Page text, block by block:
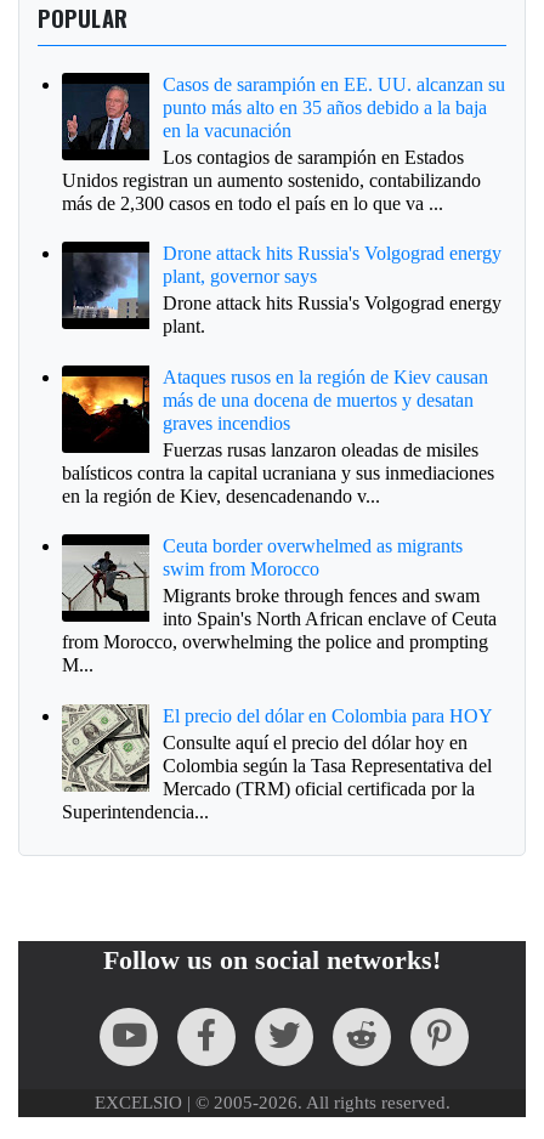
POPULAR
Casos de sarampión en EE. UU. alcanzan su
punto más alto en 35 años debido a la baja
en la vacunación
Los contagios de sarampión en Estados
Unidos registran un aumento sostenido, contabilizando
más de 2,300 casos en todo el país en lo que va ...
Drone attack hits Russia's Volgograd energy
plant, governor says
Drone attack hits Russia's Volgograd energy
plant.
Ataques rusos en la región de Kiev causan
más de una docena de muertos y desatan
graves incendios
Fuerzas rusas lanzaron oleadas de misiles
balísticos contra la capital ucraniana y sus inmediaciones
en la región de Kiev, desencadenando v...
Ceuta border overwhelmed as migrants
swim from Morocco
Migrants broke through fences and swam
into Spain's North African enclave of Ceuta
from Morocco, overwhelming the police and prompting
M...
El precio del dólar en Colombia para HOY
Consulte aquí el precio del dólar hoy en
Colombia según la Tasa Representativa del
Mercado (TRM) oficial certificada por la
Superintendencia...
Follow us on social networks!
EXCELSIO | © 2005-2026. All rights reserved.